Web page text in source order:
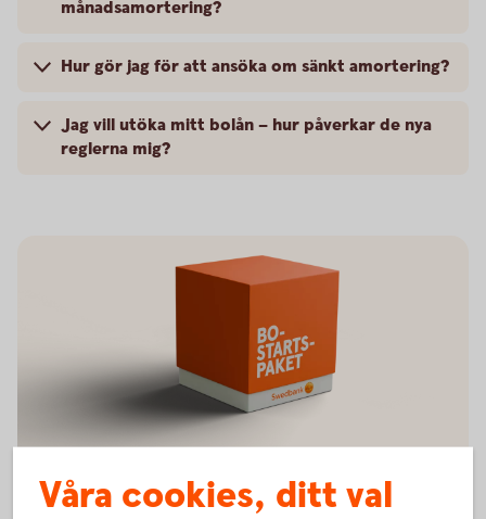
månadsamortering?
Hur gör jag för att ansöka om sänkt amortering?
Jag vill utöka mitt bolån – hur påverkar de nya
reglerna mig?
Bo-starts-paket
Våra cookies, ditt val